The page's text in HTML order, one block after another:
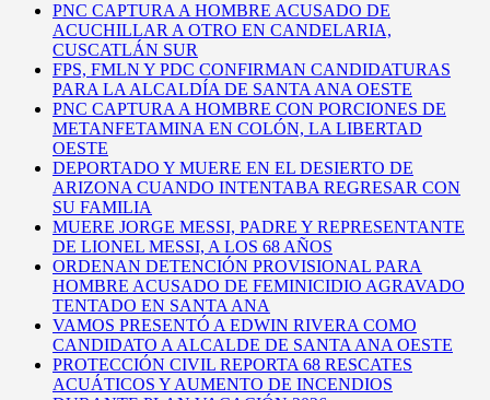
PNC CAPTURA A HOMBRE ACUSADO DE
ACUCHILLAR A OTRO EN CANDELARIA,
CUSCATLÁN SUR
FPS, FMLN Y PDC CONFIRMAN CANDIDATURAS
PARA LA ALCALDÍA DE SANTA ANA OESTE
PNC CAPTURA A HOMBRE CON PORCIONES DE
METANFETAMINA EN COLÓN, LA LIBERTAD
OESTE
DEPORTADO Y MUERE EN EL DESIERTO DE
ARIZONA CUANDO INTENTABA REGRESAR CON
SU FAMILIA
MUERE JORGE MESSI, PADRE Y REPRESENTANTE
DE LIONEL MESSI, A LOS 68 AÑOS
ORDENAN DETENCIÓN PROVISIONAL PARA
HOMBRE ACUSADO DE FEMINICIDIO AGRAVADO
TENTADO EN SANTA ANA
VAMOS PRESENTÓ A EDWIN RIVERA COMO
CANDIDATO A ALCALDE DE SANTA ANA OESTE
PROTECCIÓN CIVIL REPORTA 68 RESCATES
ACUÁTICOS Y AUMENTO DE INCENDIOS